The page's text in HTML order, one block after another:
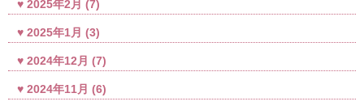
2025年2月 (7)
2025年1月 (3)
2024年12月 (7)
2024年11月 (6)